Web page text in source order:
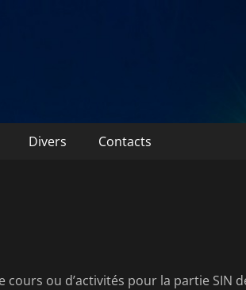
Divers Contacts
ou d’activités pour la partie SIN